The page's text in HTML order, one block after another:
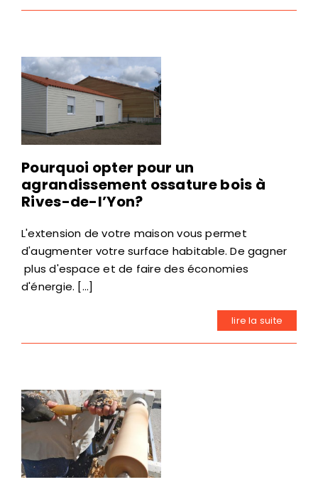
Pourquoi opter pour un
agrandissement ossature bois à
Rives-de-l’Yon?
L'extension de votre maison vous permet
d'augmenter votre surface habitable. De gagner
plus d'espace et de faire des économies
d'énergie. [...]
lire la suite